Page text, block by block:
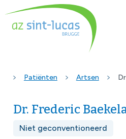
Patiënten Artsen
Dr. Frederic
Niet geconventioneerd